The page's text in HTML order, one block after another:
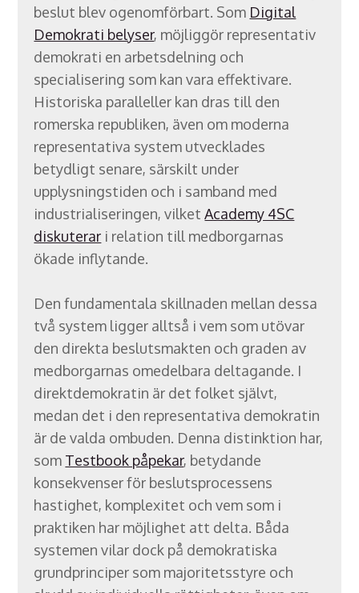
beslut blev ogenomförbart. Som Digital
Demokrati belyser, möjliggör representativ
demokrati en arbetsdelning och
specialisering som kan vara effektivare.
Historiska paralleller kan dras till den
romerska republiken, även om moderna
representativa system utvecklades
betydligt senare, särskilt under
upplysningstiden och i samband med
industrialiseringen, vilketAcademy 4SC
diskuterar i relation till medborgarnas
ökade inflytande.
Den fundamentala skillnaden mellan dessa
två system ligger alltså i vem som utövar
den direkta beslutsmakten och graden av
medborgarnas omedelbara deltagande. I
direktdemokratin är det folket självt,
medan det i den representativa demokratin
är de valda ombuden. Denna distinktion har,
som Testbook påpekar, betydande
konsekvenser för beslutsprocessens
hastighet, komplexitet och vem som i
praktiken har möjlighet att delta. Båda
systemen vilar dock på demokratiska
grundprinciper som majoritetsstyre och